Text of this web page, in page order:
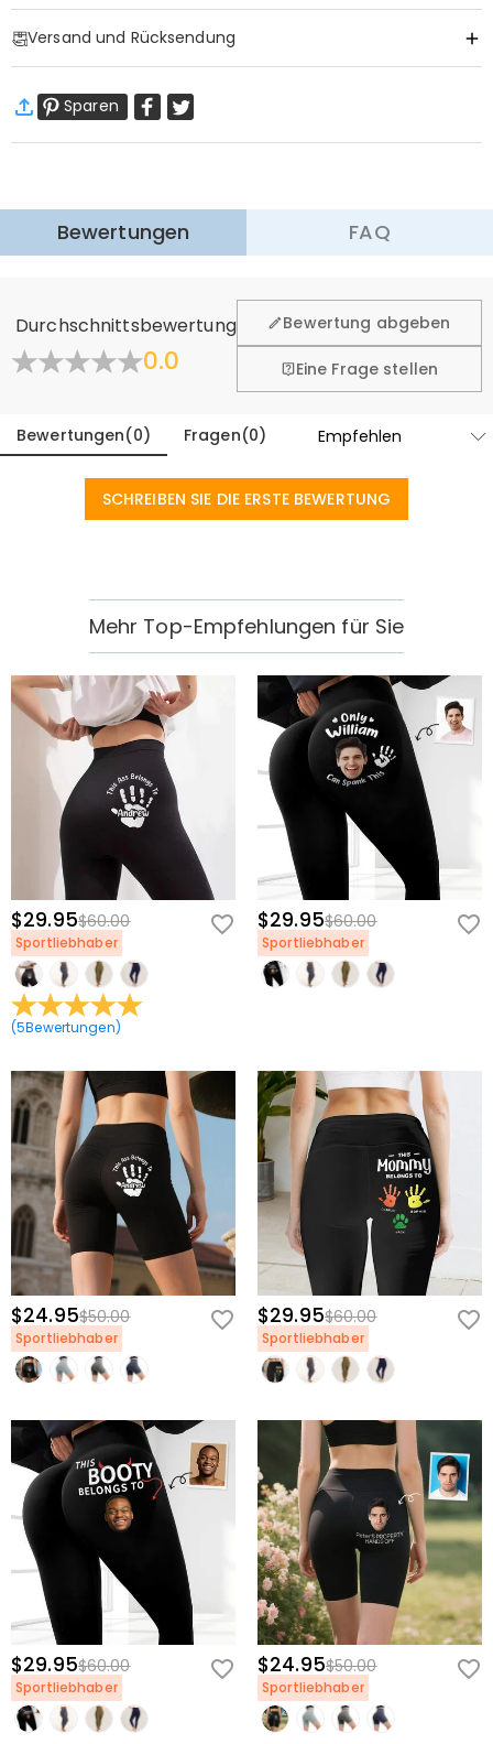
Versand und Rücksendung
Standardversand
9-18
Arbeitstage
Mehr erfahren
fühlen. Deshalb bieten wir Ihnen 60 Tage Rückgaberecht.
Sparen
Bewertungen FAQ
Durchschnittsbewertung
0.0
Bewertung abgeben
Eine Frage stellen
Bewertungen(0) Fragen(0)
SCHREIBEN SIE DIE ERSTE BEWERTUNG
Mehr Top-Empfehlungen für Sie
$29.95$60.00
Sportliebhaber
(5Bewertungen)
$29.95$60.00
Sportliebhaber
$24.95$50.00
Sportliebhaber
$29.95$60.00
Sportliebhaber
$29.95$60.00
Sportliebhaber
$24.95$50.00
Sportliebhaber